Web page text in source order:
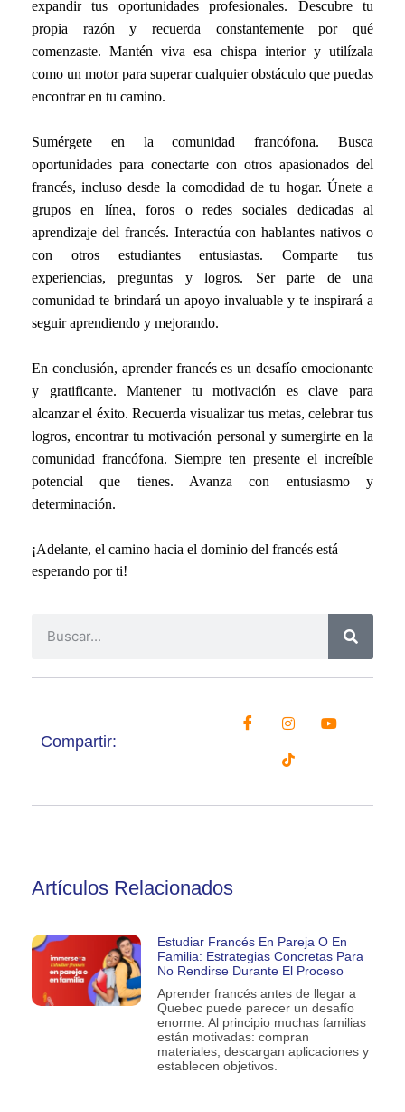
expandir tus oportunidades profesionales. Descubre tu
propia razón y recuerda constantemente por qué
comenzaste. Mantén viva esa chispa interior y utilízala
como un motor para superar cualquier obstáculo que puedas
encontrar en tu camino.
Sumérgete en la comunidad francófona. Busca
oportunidades para conectarte con otros apasionados del
francés, incluso desde la comodidad de tu hogar. Únete a
grupos en línea, foros o redes sociales dedicadas al
aprendizaje del francés. Interactúa con hablantes nativos o
con otros estudiantes entusiastas. Comparte tus
experiencias, preguntas y logros. Ser parte de una
comunidad te brindará un apoyo invaluable y te inspirará a
seguir aprendiendo y mejorando.
En conclusión, aprender francés es un desafío emocionante
y gratificante. Mantener tu motivación es clave para
alcanzar el éxito. Recuerda visualizar tus metas, celebrar tus
logros, encontrar tu motivación personal y sumergirte en la
comunidad francófona. Siempre ten presente el increíble
potencial que tienes. Avanza con entusiasmo y
determinación.
¡Adelante, el camino hacia el dominio del francés está
esperando por ti!
Compartir:
Artículos Relacionados
Estudiar Francés En Pareja O En
Familia: Estrategias Concretas Para
No Rendirse Durante El Proceso
Aprender francés antes de llegar a
Quebec puede parecer un desafío
enorme. Al principio muchas familias
están motivadas: compran
materiales, descargan aplicaciones y
establecen objetivos.